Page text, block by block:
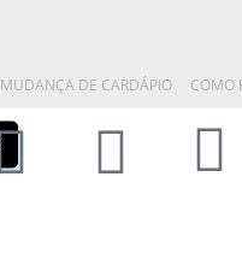
MUDANÇA DE CARDÁPIO COMO